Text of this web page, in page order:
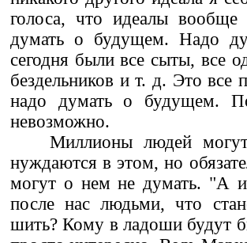
голоса, что идеалы
думать о будущем. Надо
сегодня были все сыты, все
бездельников и т. д. Это все
надо думать о будущем.
невозможно.
Миллионы людей
нуждаются в этом, но
могут о нем не думать. "А
после нас людьми, что
шить? Кому в ладоши будут